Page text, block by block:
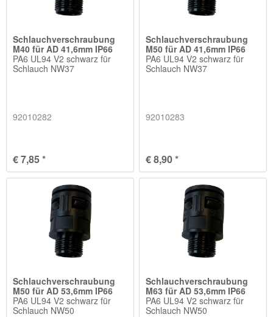
Schlauchverschraubung
M40 für AD 41,6mm IP66
PA6 UL94 V2 schwarz für
Schlauch NW37
92010282
€ 7,85 *
Schlauchverschraubung
M50 für AD 41,6mm IP66
PA6 UL94 V2 schwarz für
Schlauch NW37
92010283
€ 8,90 *
Schlauchverschraubung
M50 für AD 53,6mm IP66
PA6 UL94 V2 schwarz für
Schlauch NW50
Schlauchverschraubung
M63 für AD 53,6mm IP66
PA6 UL94 V2 schwarz für
Schlauch NW50